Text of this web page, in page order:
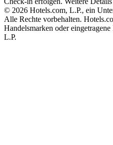
© 2026 Hotels.com, L.P., ein
Alle Rechte vorbehalten.
Handelsmarken oder
L.P.